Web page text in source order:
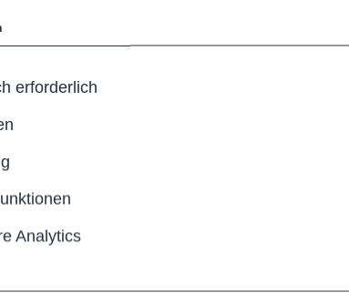
Design, hohen
für öffentliche
erforderlich
Analytics